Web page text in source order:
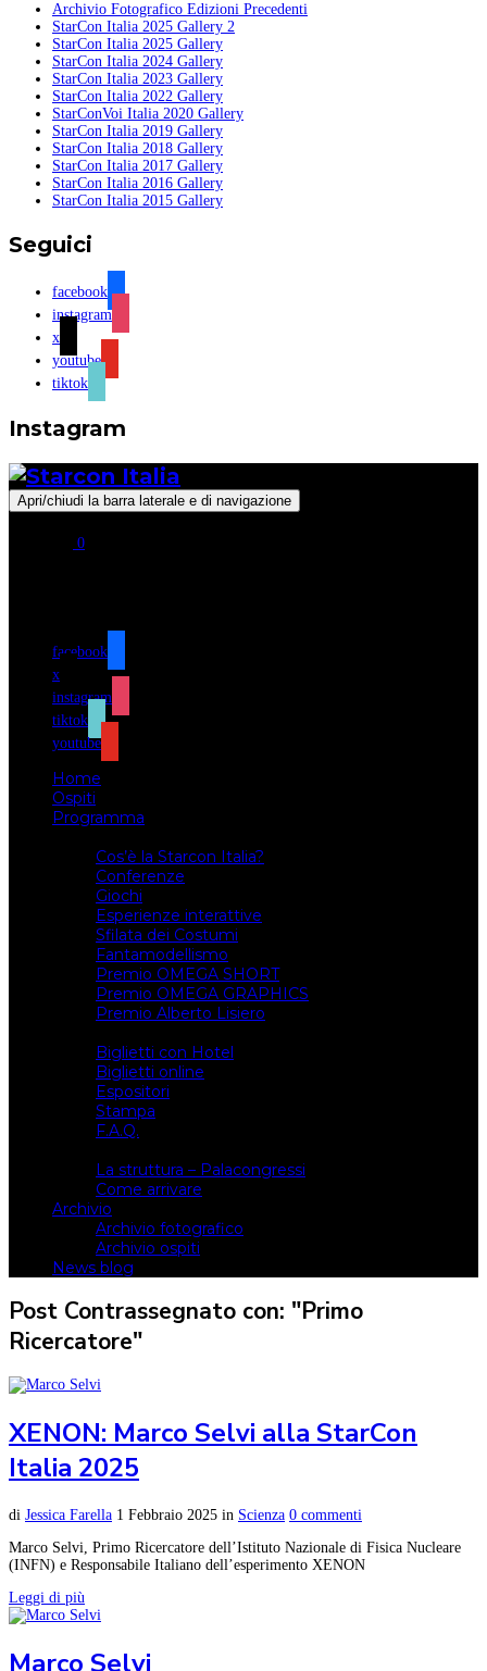
Archivio Fotografico Edizioni Precedenti
StarCon Italia 2025 Gallery 2
StarCon Italia 2025 Gallery
StarCon Italia 2024 Gallery
StarCon Italia 2023 Gallery
StarCon Italia 2022 Gallery
StarConVoi Italia 2020 Gallery
StarCon Italia 2019 Gallery
StarCon Italia 2018 Gallery
StarCon Italia 2017 Gallery
StarCon Italia 2016 Gallery
StarCon Italia 2015 Gallery
Seguici
facebook
instagram
x
youtube
tiktok
Instagram
Apri/chiudi la barra laterale e di navigazione
0
facebook
x
instagram
tiktok
youtube
Home
Ospiti
Programma
Cos’è la Starcon Italia?
Conferenze
Giochi
Esperienze interattive
Sfilata dei Costumi
Fantamodellismo
Premio OMEGA SHORT
Premio OMEGA GRAPHICS
Premio Alberto Lisiero
Biglietti con Hotel
Biglietti online
Espositori
Stampa
F.A.Q.
La struttura – Palacongressi
Come arrivare
Archivio
Archivio fotografico
Archivio ospiti
News blog
Post Contrassegnato con: "Primo
Ricercatore"
XENON: Marco Selvi alla StarCon
Italia 2025
di Jessica Farella 1 Febbraio 2025 in Scienza 0 commenti
Marco Selvi, Primo Ricercatore dell’Istituto Nazionale di Fisica Nucleare
(INFN) e Responsabile Italiano dell’esperimento XENON
Leggi di più
Marco Selvi